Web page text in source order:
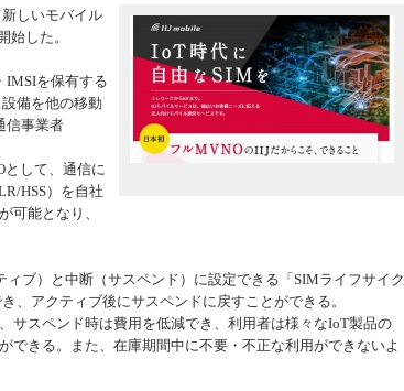
しいモバイル
始した。
を保有する
備を他の移動
信事業者
して、通信に
HSS）を自社
可能となり、
ブ）と中断（サスペンド）に設定できる「SIMライフサイク
、アクティブ後にサスペンドに戻すことができる。
スペンド時は費用を低減でき、利用者は様々なIoT製品の
きる。また、在庫期間中に不要・不正な利用ができないよ